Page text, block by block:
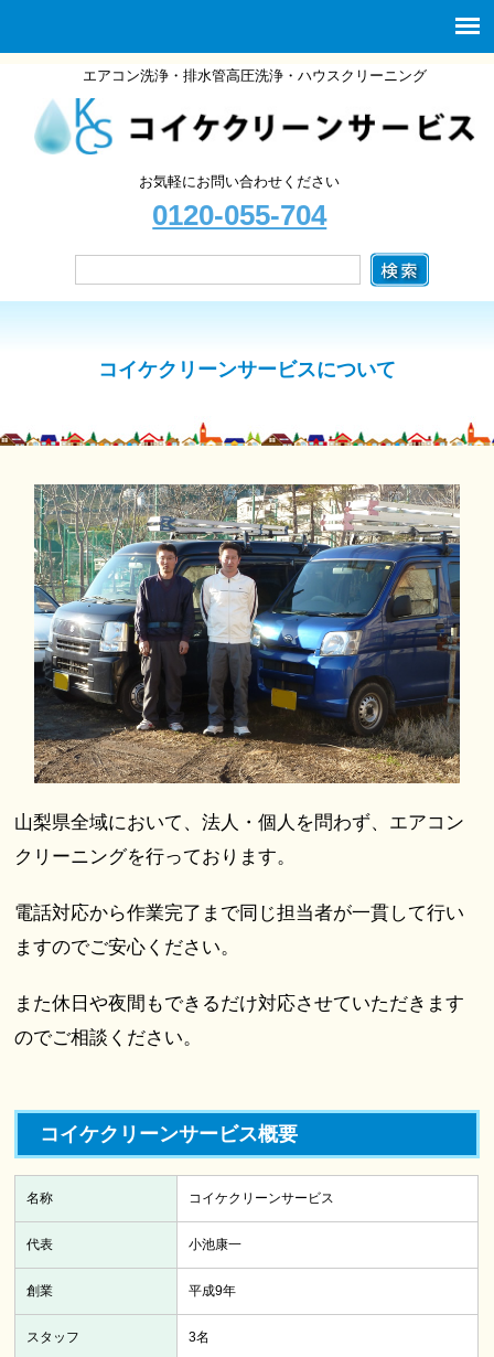
エアコン洗浄・排水管高圧洗浄・ハウスクリーニング
お気軽にお問い合わせください
0120-055-704
コイケクリーンサービスについて
山梨県全域において、法人・個人を問わず、エアコン
クリーニングを行っております。
電話対応から作業完了まで同じ担当者が一貫して行い
ますのでご安心ください。
また休日や夜間もできるだけ対応させていただきます
のでご相談ください。
コイケクリーンサービス概要
名称 コイケクリーンサービス
代表 小池康一
創業 平成9年
スタッフ 3名